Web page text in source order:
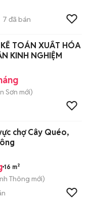
7 đã bán
TOÁN XUẤT HÓA
KINH NGHIỆM
Sơn mới)
chợ Cây Quéo,
16 m²
Thông mới)